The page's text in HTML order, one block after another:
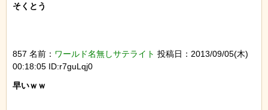
そくとう
857 名前： ワールド名無しサテライト 投稿日：2013/09/05(木)
00:18:05 ID:r7guLqj0
早いｗｗ